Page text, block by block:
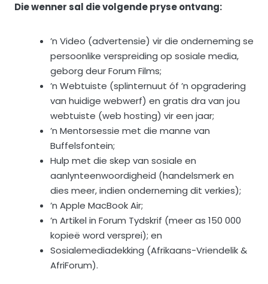
Die wenner sal die volgende pryse ontvang:
’n Video (advertensie) vir die onderneming se
persoonlike verspreiding op sosiale media,
geborg deur Forum Films;
’n Webtuiste (splinternuut óf ’n opgradering
van huidige webwerf) en gratis dra van jou
webtuiste (web hosting) vir een jaar;
’n Mentorsessie met die manne van
Buffelsfontein;
Hulp met die skep van sosiale en
aanlynteenwoordigheid (handelsmerk en
dies meer, indien onderneming dit verkies);
’n Apple MacBook Air;
’n Artikel in Forum Tydskrif (meer as 150 000
kopieë word versprei); en
Sosialemediadekking (Afrikaans-Vriendelik &
AfriForum).